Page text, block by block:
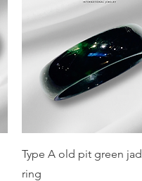
快速瀏覽
Type A old pit green
ring